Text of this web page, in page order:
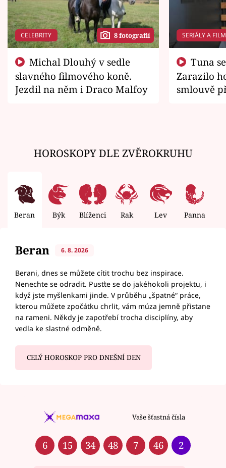
CELEBRITY 8 fotografií
slavného filmového koně.
Jezdil na něm i Draco Malfoy
SERIÁLY A
Zarazilo
smlouvě
HOROSKOPY DLE ZVĚROKRUHU
Beran Býk Blíženci Rak Lev Panna
Beran 6. 8. 2026
Berani, dnes se můžete cítit trochu bez inspirace.
Nenechte se odradit. Pusťte se do jakéhokoli projektu, i
když jste myšlenkami jinde. V průběhu „špatné“ práce,
kterou můžete zpočátku chrlit, vám múza jemně přistane
na rameni. Někdy je zapotřebí trocha disciplíny, aby
vedla ke slastné odměně.
CELÝ HOROSKOP PRO DNEŠNÍ DEN
Vaše šťastná čísla
6 15 34 48 7 46 2